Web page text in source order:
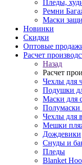
Пледы,
Ремни
Маски
Новинки
Скидки
Оптовые
Расчет
Назад
Расчет
Чехлы для
Подушки
Маски для
Полумаски
Чехлы для
Мешки
Дождевики
Снуды и
Пледы
Blanket